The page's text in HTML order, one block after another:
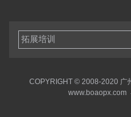
COPYRIGHT © 2008-2020 广
www.boaopx.com